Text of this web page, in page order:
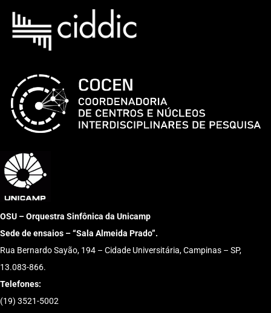
OSU – Orquestra Sinfônica da Unicamp
Sede de ensaios – “Sala Almeida Prado”.
Rua Bernardo Sayão, 194 – Cidade Universitária, Campinas – SP,
13.083-866.
Telefones:
(19) 3521-5002